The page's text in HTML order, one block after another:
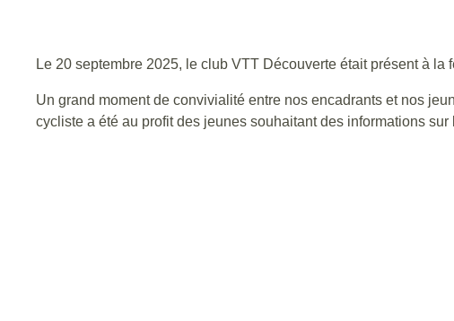
Le 20 septembre 2025, le club VTT Découverte était présent à la
Un grand moment de convivialité entre nos encadrants et nos
cycliste a été au profit des jeunes souhaitant des informations